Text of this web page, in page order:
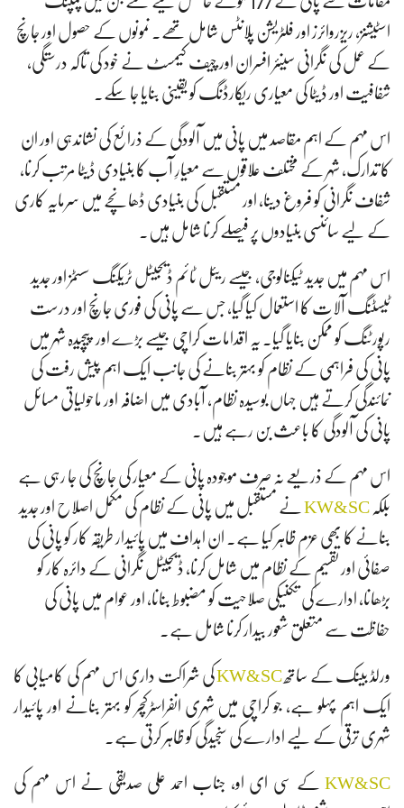
اسٹیشنز، ریزروائرز اور فلٹریشن پلانٹس شامل تھے۔ نمونوں کے حصول اور جانچ
کے عمل کی نگرانی سینئر افسران اور چیف کیمسٹ نے خود کی تاکہ درستگی،
شفافیت اور ڈیٹا کی معیاری ریکارڈنگ کو یقینی بنایا جا سکے۔
اس مہم کے اہم مقاصد میں پانی میں آلودگی کے ذرائع کی نشاندہی اور ان
کا تدارک، شہر کے مختلف علاقوں سے معیارِ آب کا بنیادی ڈیٹا مرتب کرنا،
شفاف نگرانی کو فروغ دینا، اور مستقبل کی بنیادی ڈھانچے میں سرمایہ کاری
کے لیے سائنسی بنیادوں پر فیصلے کرنا شامل ہیں۔
اس مہم میں جدید ٹیکنالوجی، جیسے ریئل ٹائم ڈیجیٹل ٹریکنگ سسٹمز اور جدید
ٹیسٹنگ آلات کا استعمال کیا گیا، جس سے پانی کی فوری جانچ اور درست
رپورٹنگ کو ممکن بنایا گیا۔ یہ اقدامات کراچی جیسے بڑے اور پیچیدہ شہر میں
پانی کی فراہمی کے نظام کو بہتر بنانے کی جانب ایک اہم پیش رفت کی
نمائندگی کرتے ہیں جہاں بوسیدہ نظام، آبادی میں اضافہ اور ماحولیاتی مسائل
پانی کی آلودگی کا باعث بن رہے ہیں۔
اس مہم کے ذریعے نہ صرف موجودہ پانی کے معیار کی جانچ کی جا رہی ہے
بلکہ KW&SC
نے مستقبل میں پانی کے نظام کی مکمل اصلاح اور جدید
بنانے کا بھی عزم ظاہر کیا ہے۔ ان اہداف میں پائیدار طریقہ کار کو پانی کی
صفائی اور تقسیم کے نظام میں شامل کرنا، ڈیجیٹل نگرانی کے دائرہ کار کو
بڑھانا، ادارے کی تکنیکی صلاحیت کو مضبوط بنانا، اور عوام میں پانی کی
حفاظت سے متعلق شعور بیدار کرنا شامل ہے۔
ورلڈ بینک کے ساتھKW&SCکی شراکت داری اس مہم کی کامیابی کا
ایک اہم پہلو ہے، جو کراچی میں شہری انفراسٹرکچر کو بہتر بنانے اور پائیدار
شہری ترقی کے لیے ادارے کی سنجیدگی کو ظاہر کرتی ہے۔
KW&SC کے سی ای او، جناب احمد علی صدیقی نے اس مہم کی